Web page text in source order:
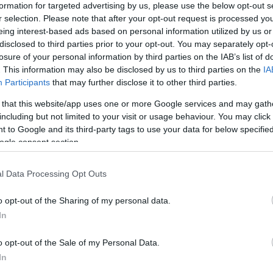
for targeted advertising by us, please use the below opt-out
selection. Please note that after your opt-out request is processed
interest-based ads based on personal information utilized by us
to third parties prior to your opt-out. You may separately
of your personal information by third parties on the IAB’s list of
This information may also be disclosed by us to third parties on the
Participants that may further disclose it to other third parties.
that this website/app uses one or more Google services and may
but not limited to your visit or usage behaviour. You may
to Google and its third-party tags to use your data for below
consent section.
Data Processing Opt Outs
opt-out of the Sharing of my personal data.
opt-out of the Sale of my Personal Data.
Link másolása
nem kellett leállítani a Paksi
az alacsony vízállás és a nagy meleg
a Duna hőmérséklete az erőmű alatt. Ha
állítani az áramtermelést.